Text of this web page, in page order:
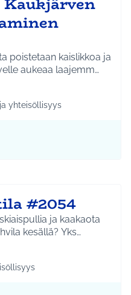
poistetaan kaislikkoa ja
aukeaa laajemm…
Koko Tuusula
teeman mukaan: Hyvinvointi ja
yhteisöllisyys
#2054
ja kaakaota
kesällä? Yks…
Hyrylä
mukaan: Hyvinvointi ja